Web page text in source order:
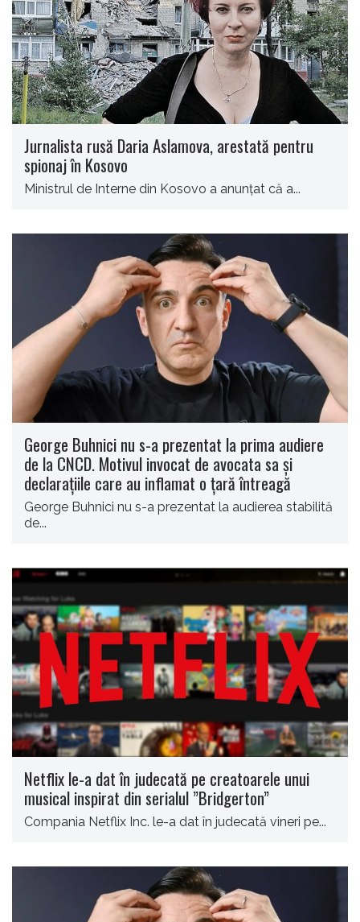
Jurnalista rusă Daria Aslamova, arestată pentru
spionaj în Kosovo
Ministrul de Interne din Kosovo a anunțat că a...
George Buhnici nu s-a prezentat la prima audiere
de la CNCD. Motivul invocat de avocata sa și
declarațiile care au inflamat o țară întreagă
George Buhnici nu s-a prezentat la audierea stabilită
de...
Netflix le-a dat în judecată pe creatoarele unui
musical inspirat din serialul ”Bridgerton”
Compania Netflix Inc. le-a dat în judecată vineri pe...